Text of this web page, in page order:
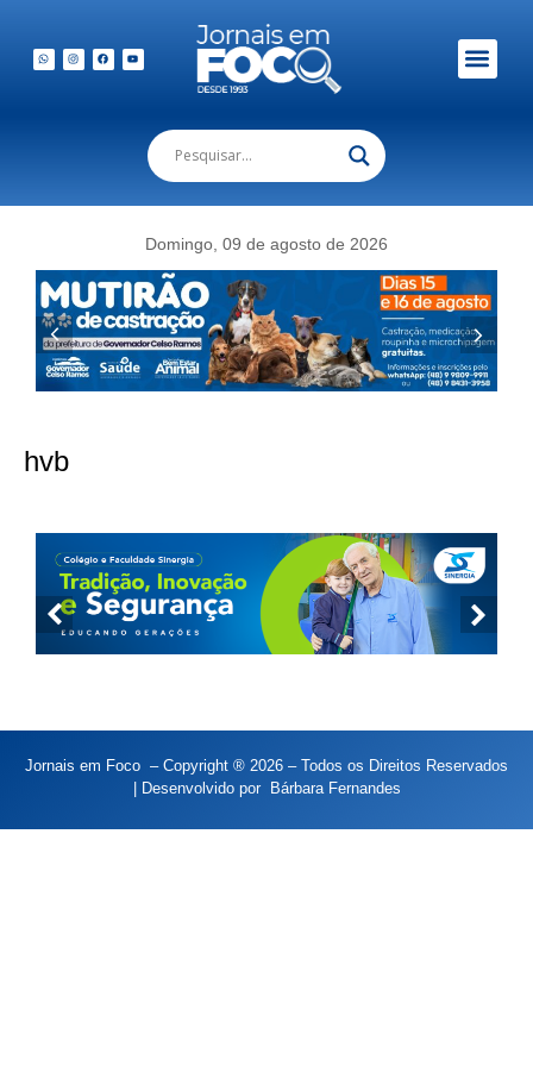
Domingo, 09 de agosto de 2026
hvb
Jornais em Foco – Copyright ® 2026 – Todos os Direitos Reservados
| Desenvolvido por Bárbara Fernandes